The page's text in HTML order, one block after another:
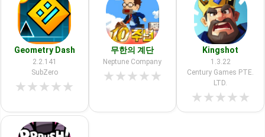
Geometry Dash
2.2.141
SubZero
★★★★★
무한의 계단
Neptune Company
★★★★★
Kingshot
1.3.22
Century Games PTE.
LTD.
★★★★★